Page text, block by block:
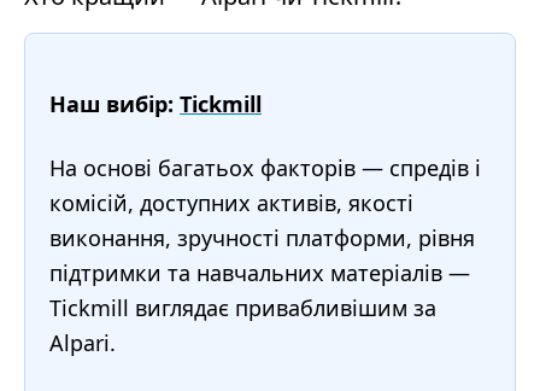
Наш вибір: Tickmill
На основі багатьох факторів — спредів і
комісій, доступних активів, якості
виконання, зручності платформи, рівня
підтримки та навчальних матеріалів —
Tickmill виглядає привабливішим за
Alpari.